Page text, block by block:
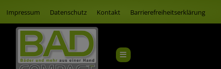
Impressum Datenschutz Kontakt Barrierefreiheitserklärung